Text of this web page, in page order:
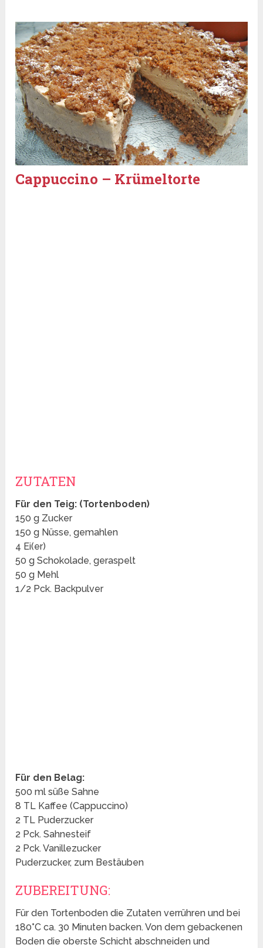
Cappuccino – Krümeltorte
ZUTATEN
Für den Teig: (Tortenboden)
150 g Zucker
150 g Nüsse, gemahlen
4 Ei(er)
50 g Schokolade, geraspelt
50 g Mehl
1/2 Pck. Backpulver
Für den Belag:
500 ml süße Sahne
8 TL Kaffee (Cappuccino)
2 TL Puderzucker
2 Pck. Sahnesteif
2 Pck. Vanillezucker
Puderzucker, zum Bestäuben
ZUBEREITUNG:
Für den Tortenboden die Zutaten verrühren und bei
180°C ca. 30 Minuten backen. Von dem gebackenen
Boden die oberste Schicht abschneiden und